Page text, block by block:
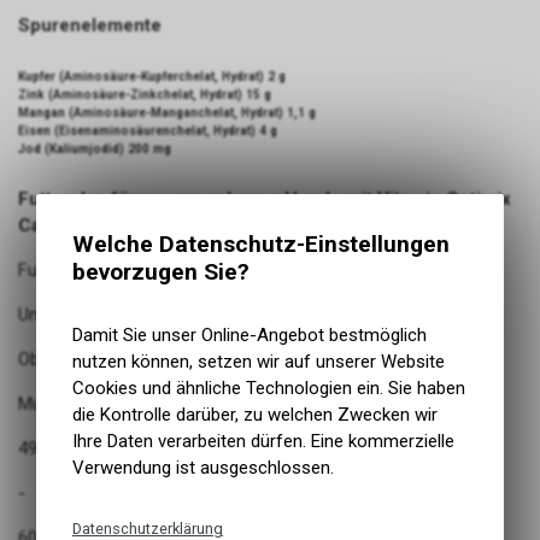
Spurenelemente
Kupfer (Aminosäure-Kupferchelat, Hydrat) 2 g
Zink (Aminosäure-Zinkchelat, Hydrat) 15 g
Mangan (Aminosäure-Manganchelat, Hydrat) 1,1 g
Eisen (Eisenaminosäurenchelat, Hydrat) 4 g
Jod (Kaliumjodid) 200 mg
Futterplan für ausgewachsene Hunde mit Vitamin Optimix
Cani BARF 90g
Futtermittel
Untere Tagesmenge
Obere Tagesmenge
Muskelfleisch und optional 30 % Innereien
49g
-
Welche Datenschutz-Einstellungen
bevorzugen Sie?
Damit Sie unser Online-Angebot bestmöglich
nutzen können, setzen wir auf unserer Website
Cookies und ähnliche Technologien ein. Sie haben
die Kontrolle darüber, zu welchen Zwecken wir
Ihre Daten verarbeiten dürfen. Eine kommerzielle
Verwendung ist ausgeschlossen.
Datenschutzerklärung